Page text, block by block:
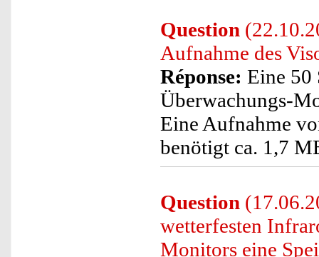
Question
Aufnahme des
Réponse: Eine 50
Überwachungs-
Eine Aufnahme
benötigt ca. 1,7
Question
wetterfesten
Monitors eine